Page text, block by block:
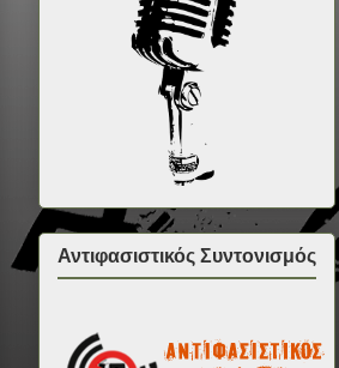
Αντιφασιστικός Συντονισμός